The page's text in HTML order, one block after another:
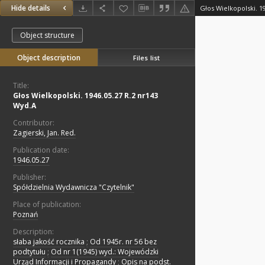
Hide details Głos Wielkopolski.
Object structure
Object description Files list
Title:
Głos Wielkopolski. 1946.05.27 R.2 nr143
Wyd.A
Contributor:
Zagierski, Jan. Red.
Publication date:
1946.05.27
Publisher:
Spółdzielnia Wydawnicza "Czytelnik"
Place of publication:
Poznań
Description:
słaba jakość rocznika ; Od 1945r. nr 56 bez
podtytułu ; Od nr 1(1945) wyd.: Wojewódzki
Urząd Informacji i Propagandy ; Opis na podst.